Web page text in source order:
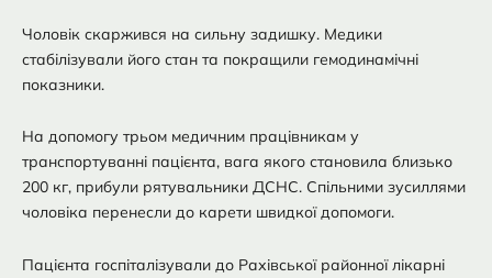
Чоловік скаржився на сильну задишку. Медики
стабілізували його стан та покращили гемодинамічні
показники.
На допомогу трьом медичним працівникам у
транспортуванні пацієнта, вага якого становила близько
200 кг, прибули рятувальники ДСНС. Спільними зусиллями
чоловіка перенесли до карети швидкої допомоги.
Пацієнта госпіталізували до Рахівської районної лікарні